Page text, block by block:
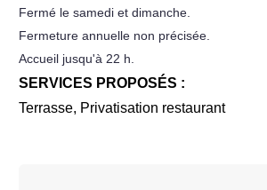
Fermé le samedi et dimanche.
Fermeture annuelle non précisée.
Accueil jusqu'à 22 h.
SERVICES PROPOSÉS :
Terrasse, Privatisation restaurant